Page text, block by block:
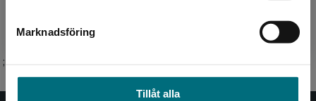
Marknadsföring
Tillåt alla
;